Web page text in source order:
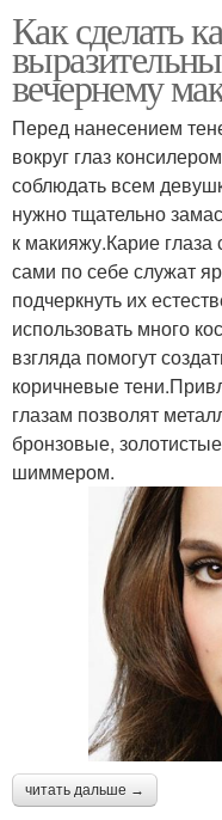
макияже
Оттенки в макияже
Дневный макияж
Вечерний макияж
Как сделать
вечернему
Перед нанесением
вокруг глаз
соблюдать всем
нужно тщательно
к макияжу.Карие
сами по себе служат
подчеркнуть их
использовать много
взгляда помогут
коричневые
глазам позволят
бронзовые,
шиммером.
читать дальше →